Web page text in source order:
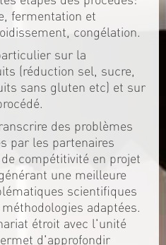
fermentation et
congélation.
sur la
(réduction sel, sucre,
sans gluten etc) et sur
des problèmes
par les partenaires
compétitivité en projet
une meilleure
scientifiques
adaptées.
étroit avec l'unité
d'approfondir